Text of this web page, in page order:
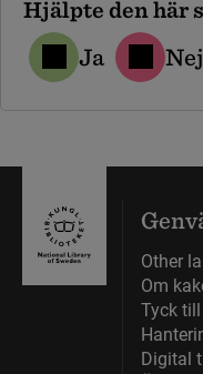
Hjälpte den här
Ja Nej
Other
Om
Tyck
Digital